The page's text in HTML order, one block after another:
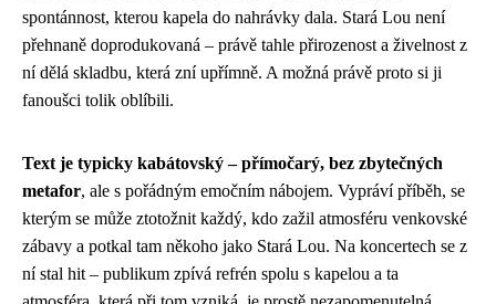
spontánnost, kterou kapela do nahrávky dala. Stará Lou není
přehnaně doprodukovaná – právě tahle přirozenost a živelnost z
ní dělá skladbu, která zní upřímně. A možná právě proto si ji
fanoušci tolik oblíbili.
Text je typicky kabátovský – přímočarý, bez zbytečných
metafor, ale s pořádným emočním nábojem. Vypráví příběh, se
kterým se může ztotožnit každý, kdo zažil atmosféru venkovské
zábavy a potkal tam někoho jako Stará Lou. Na koncertech se z
ní stal hit – publikum zpívá refrén spolu s kapelou a ta